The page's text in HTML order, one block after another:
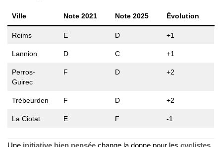
Ville Note 2021 Note 2025 Évolution
Reims E D +1
Lannion D C +1
Perros-
Guirec
F D +2
Trébeurden F D +2
La Ciotat E F -1
Une initiative bien pensée change la donne pour les cyclistes